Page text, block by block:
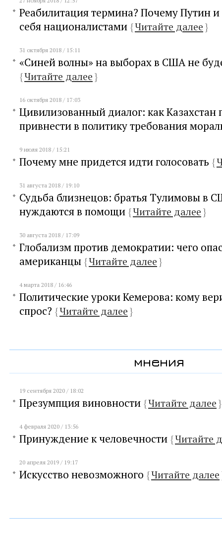
Реабилитация термина? Почему Путин
себя националистами {Читайте далее}
31 октября 2018 / 15:11
«Синей волны» на выборах в США не
{Читайте далее}
16 октября 2018 / 17:03
Цивилизованный диалог: как Казахстан
привнести в политику требования
9 июля 2018 / 15:21
Почему мне придется идти голосовать {
31 августа 2018 / 19:10
Судьба близнецов: братья Тулимовы в
нуждаются в помощи {Читайте далее}
30 августа 2018 / 17:09
Глобализм против демократии: чего
американцы {Читайте далее}
4 марта 2018 / 16:46
Политические уроки Кемерова: кому
спрос? {Читайте далее}
мнения
19 сентября 2020 / 18:02
Презумпция виновности {Читайте далее}
4 февраля 2020 / 13:56
Принуждение к человечности {Читайте
20 апреля 2019 / 19:17
Искусство невозможного {Читайте далее